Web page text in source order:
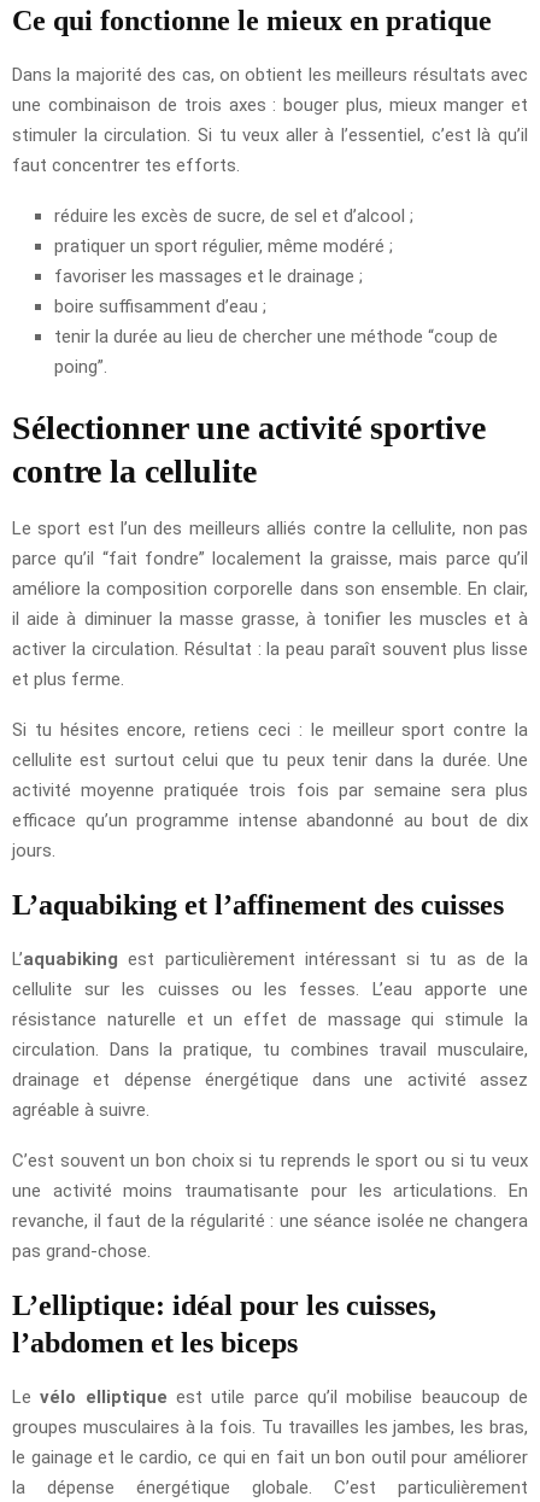
Ce qui fonctionne le mieux en pratique
Dans la majorité des cas, on obtient les meilleurs résultats avec
une combinaison de trois axes : bouger plus, mieux manger et
stimuler la circulation. Si tu veux aller à l’essentiel, c’est là qu’il
faut concentrer tes efforts.
réduire les excès de sucre, de sel et d’alcool ;
pratiquer un sport régulier, même modéré ;
favoriser les massages et le drainage ;
boire suffisamment d’eau ;
tenir la durée au lieu de chercher une méthode “coup de
poing”.
Sélectionner une activité sportive
contre la cellulite
Le sport est l’un des meilleurs alliés contre la cellulite, non pas
parce qu’il “fait fondre” localement la graisse, mais parce qu’il
améliore la composition corporelle dans son ensemble. En clair,
il aide à diminuer la masse grasse, à tonifier les muscles et à
activer la circulation. Résultat : la peau paraît souvent plus lisse
et plus ferme.
Si tu hésites encore, retiens ceci : le meilleur sport contre la
cellulite est surtout celui que tu peux tenir dans la durée. Une
activité moyenne pratiquée trois fois par semaine sera plus
efficace qu’un programme intense abandonné au bout de dix
jours.
L’aquabiking et l’affinement des cuisses
L’aquabiking est particulièrement intéressant si tu as de la
cellulite sur les cuisses ou les fesses. L’eau apporte une
résistance naturelle et un effet de massage qui stimule la
circulation. Dans la pratique, tu combines travail musculaire,
drainage et dépense énergétique dans une activité assez
agréable à suivre.
C’est souvent un bon choix si tu reprends le sport ou si tu veux
une activité moins traumatisante pour les articulations. En
revanche, il faut de la régularité : une séance isolée ne changera
pas grand-chose.
L’elliptique: idéal pour les cuisses,
l’abdomen et les biceps
Levélo elliptique est utile parce qu’il mobilise beaucoup de
groupes musculaires à la fois. Tu travailles les jambes, les bras,
le gainage et le cardio, ce qui en fait un bon outil pour améliorer
la dépense énergétique globale. C’est particulièrement